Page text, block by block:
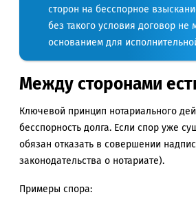
сторон на бесспорное
без такого условия договор не
основанием для
Между сторонами
Ключевой принцип нотариального
бесспорность долга. Если спор уже
обязан отказать в совершении
законодательства о нотариате).
Примеры спора: